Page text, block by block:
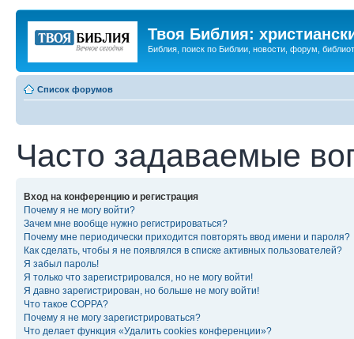
Твоя Библия:
Библия, поиск по Библии, новости, форум,
Список форумов
Часто задаваемые
Вход на конференцию и регистрация
Почему я не могу войти?
Зачем мне вообще нужно регистрироваться?
Почему мне периодически приходится повторять ввод имени и пароля?
Как сделать, чтобы я не появлялся в списке активных пользователей?
Я забыл пароль!
Я только что зарегистрировался, но не могу войти!
Я давно зарегистрирован, но больше не могу войти!
Что такое COPPA?
Почему я не могу зарегистрироваться?
Что делает функция «Удалить cookies конференции»?